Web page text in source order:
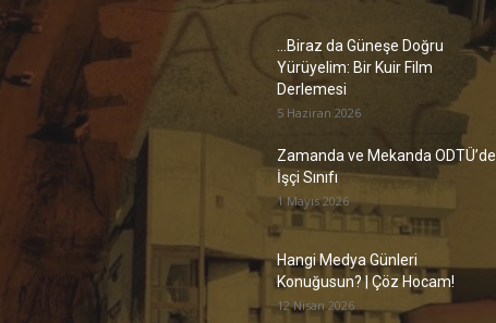
…Biraz da Güneşe Doğru
Yürüyelim: Bir Kuir Film
Derlemesi
5 Haziran 2026
Zamanda ve Mekanda ODTÜ’de
İşçi Sınıfı
1 Mayıs 2026
Hangi Medya Günleri
Konuğusun? | Çöz Hocam!
12 Nisan 2026